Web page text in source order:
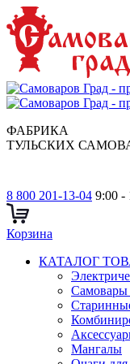
ФАБРИКА
ТУЛЬСКИХ
8 800 201-13-04 9:00 -
Корзина
КАТАЛОГ
Cамовары
Мангалы